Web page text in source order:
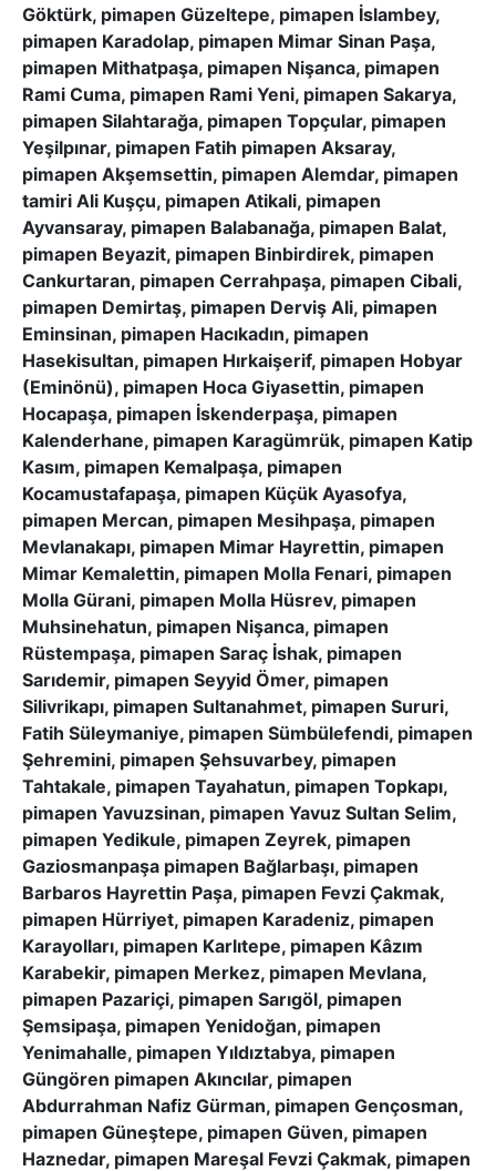
Göktürk, pimapen Güzeltepe, pimapen İslambey,
pimapen Karadolap, pimapen Mimar Sinan Paşa,
pimapen Mithatpaşa, pimapen Nişanca, pimapen
Rami Cuma, pimapen Rami Yeni, pimapen Sakarya,
pimapen Silahtarağa, pimapen Topçular, pimapen
Yeşilpınar, pimapen Fatih pimapen Aksaray,
pimapen Akşemsettin, pimapen Alemdar, pimapen
tamiri Ali Kuşçu, pimapen Atikali, pimapen
Ayvansaray, pimapen Balabanağa, pimapen Balat,
pimapen Beyazit, pimapen Binbirdirek, pimapen
Cankurtaran, pimapen Cerrahpaşa, pimapen Cibali,
pimapen Demirtaş, pimapen Derviş Ali, pimapen
Eminsinan, pimapen Hacıkadın, pimapen
Hasekisultan, pimapen Hırkaişerif, pimapen Hobyar
(Eminönü), pimapen Hoca Giyasettin, pimapen
Hocapaşa, pimapen İskenderpaşa, pimapen
Kalenderhane, pimapen Karagümrük, pimapen Katip
Kasım, pimapen Kemalpaşa, pimapen
Kocamustafapaşa, pimapen Küçük Ayasofya,
pimapen Mercan, pimapen Mesihpaşa, pimapen
Mevlanakapı, pimapen Mimar Hayrettin, pimapen
Mimar Kemalettin, pimapen Molla Fenari, pimapen
Molla Gürani, pimapen Molla Hüsrev, pimapen
Muhsinehatun, pimapen Nişanca, pimapen
Rüstempaşa, pimapen Saraç İshak, pimapen
Sarıdemir, pimapen Seyyid Ömer, pimapen
Silivrikapı, pimapen Sultanahmet, pimapen Sururi,
Fatih Süleymaniye, pimapen Sümbülefendi, pimapen
Şehremini, pimapen Şehsuvarbey, pimapen
Tahtakale, pimapen Tayahatun, pimapen Topkapı,
pimapen Yavuzsinan, pimapen Yavuz Sultan Selim,
pimapen Yedikule, pimapen Zeyrek, pimapen
Gaziosmanpaşa pimapen Bağlarbaşı, pimapen
Barbaros Hayrettin Paşa, pimapen Fevzi Çakmak,
pimapen Hürriyet, pimapen Karadeniz, pimapen
Karayolları, pimapen Karlıtepe, pimapen Kâzım
Karabekir, pimapen Merkez, pimapen Mevlana,
pimapen Pazariçi, pimapen Sarıgöl, pimapen
Şemsipaşa, pimapen Yenidoğan, pimapen
Yenimahalle, pimapen Yıldıztabya, pimapen
Güngören pimapen Akıncılar, pimapen
Abdurrahman Nafiz Gürman, pimapen Gençosman,
pimapen Güneştepe, pimapen Güven, pimapen
Haznedar, pimapen Mareşal Fevzi Çakmak, pimapen